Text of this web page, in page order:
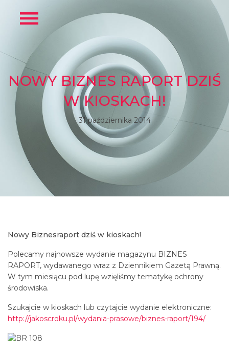
NOWY BIZNES RAPORT DZIŚ
W KIOSKACH!
31 października 2014
Nowy Biznesraport dziś w kioskach!
Polecamy najnowsze wydanie magazynu BIZNES
RAPORT, wydawanego wraz z Dziennikiem Gazetą Prawną.
W tym miesiącu pod lupę wzięliśmy tematykę ochrony
środowiska.
Szukajcie w kioskach lub czytajcie wydanie elektroniczne:
http://jakoscroku.pl/wydania-prasowe/biznes-raport/194/